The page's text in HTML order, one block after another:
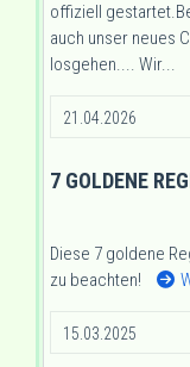
offiziell
auch unser neues
losgehen.... Wir...
21.04.2026
7 GOLDENE
Diese 7 goldene
zu beachten!
15.03.2025